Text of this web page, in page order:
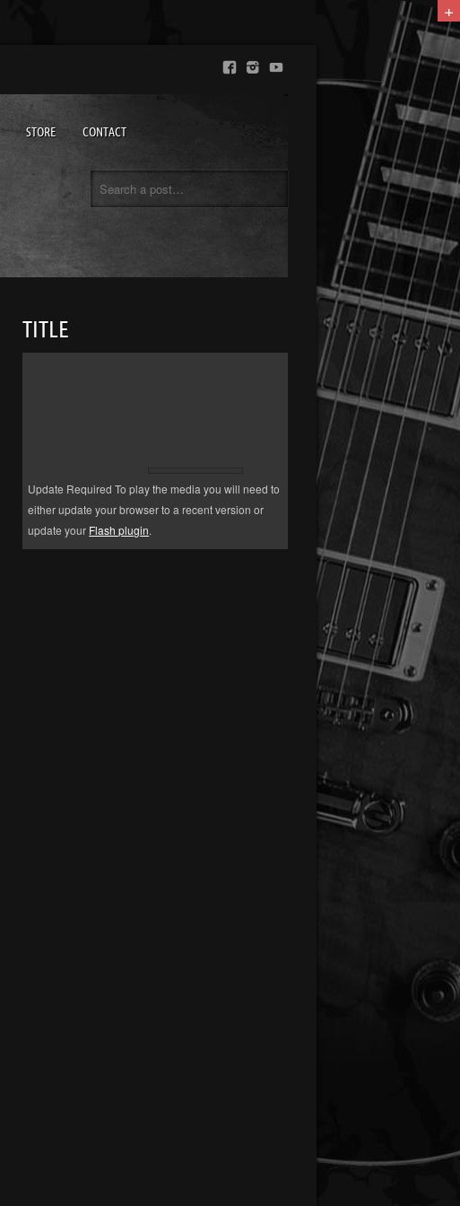
+
STORE CONTACT
TITLE
Update Required To play the media you will need to
either update your browser to a recent version or
update your Flash plugin.